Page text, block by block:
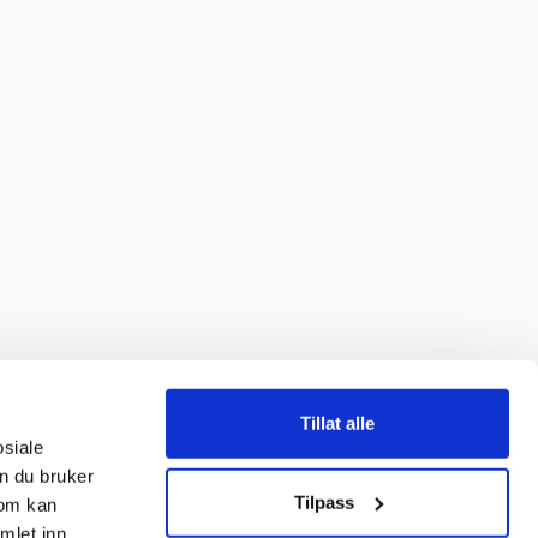
du bruker
kan
inn
Tillat alle
Tilpass